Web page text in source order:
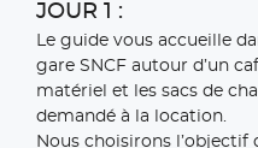
JOUR 1 :
Le guide vous accueille
gare SNCF autour d’un
matériel et les sacs de
demandé à la location.
Nous choisirons